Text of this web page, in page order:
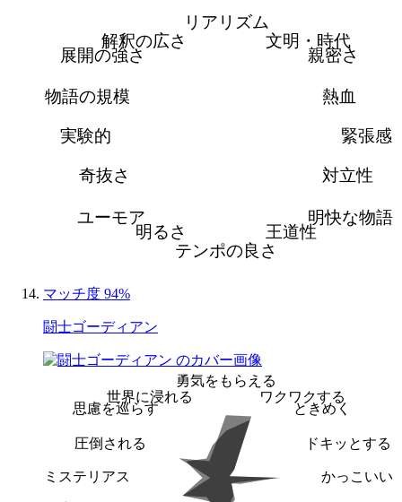
リアリズム
文明・時代
親密さ
熱血
緊張感
対立性
明快な物語
王道性
テンポの良さ
明るさ
ユーモア
奇抜さ
実験的
物語の規模
展開の強さ
解釈の広さ
マッチ度 94%
闘士ゴーディアン
勇気をもらえる
ワクワクする
ときめく
ドキッとする
かっこいい
ミステリアス
圧倒される
思慮を巡らす
世界に浸れる